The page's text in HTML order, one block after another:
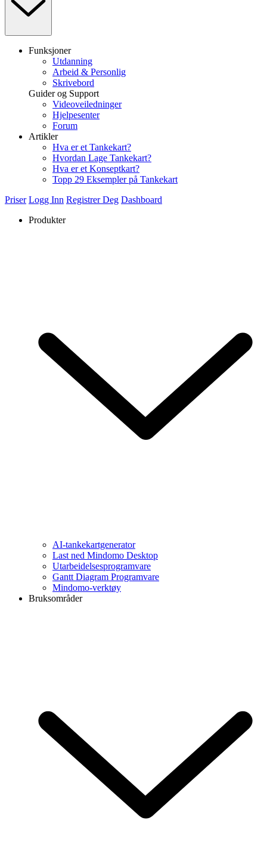
Funksjoner
Utdanning
Arbeid & Personlig
Skrivebord
Guider og Support
Videoveiledninger
Hjelpesenter
Forum
Artikler
Hva er et Tankekart?
Hvordan Lage Tankekart?
Hva er et Konseptkart?
Topp 29 Eksempler på Tankekart
Priser Logg Inn Registrer Deg Dashboard
Produkter
AI-tankekartgenerator
Last ned Mindomo Desktop
Utarbeidelsesprogramvare
Gantt Diagram Programvare
Mindomo-verktøy
Bruksområder